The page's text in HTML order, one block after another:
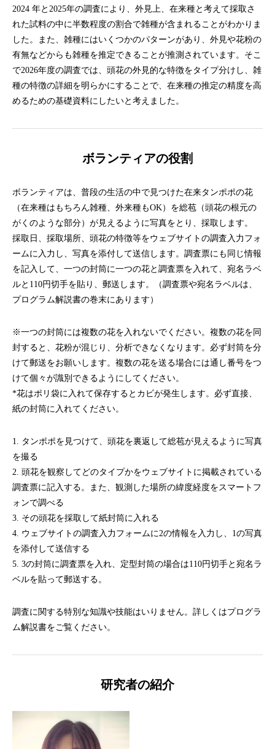
2024 年と2025年の調査により、外見上、在来種と考えて採取さ
れた試料の中に半数程度の割合で雑種が含まれることがわかりま
した。また、雑種にはいくつかのパターンがあり、外見や花粉の
有無などからも雑種を推定できることが推測されています。そこ
で2026年度の調査では、頭花の外見的な特徴をタイプ分けし、雑
種の特徴の詳細を明らかにすることで、在来種の推定の精度を高
めるための基礎資料にしたいと考えました。
ボランティアの役割
ボランティアは、普段の生活の中で見つけた在来タンポポの花
（在来種はもちろん雑種、外来種もOK）を総苞（頭花の根元の
がくのような部分）が見えるように写真をとり、採取します。
採取日、採取場所、頭花の特徴等をウェブサイトの調査入力フォ
ームに入力し、写真を添付して送信します。調査票にも同じ情報
を記入して、一つの封筒に一つの花と調査票を入れて、宛名ラベ
ルと110円切手を貼り、郵送します。（調査票や宛名ラベルは、
プログラム解説書の巻末にあります）
※一つの封筒には複数の花を入れないでください。複数の花を同
封すると、花粉が混じり、分析できなくなります。必ず封筒を分
けて郵送をお願いします。複数の花を送る場合には通し番号をつ
けて個々が識別できるようにしてください。
*花はポリ袋に入れて保存するとカビが発生します。必ず直接、
紙の封筒に入れてください。
1. タンポポを見つけて、頭花を裏返して総苞が見えるように写真
を撮る
2. 頭花を観察してどのタイプかをウェブサイトに掲載されている
調査票に記入する。また、観測した場所の緯度経度をスマートフ
ォンで調べる
3. その頭花を採取して紙封筒に入れる
4. ウェブサイトの調査入力フォームに2の情報を入力し、1の写真
を添付して送信する
5. 3の封筒に調査票を入れ、定型封筒の場合は110円切手と宛名ラ
ベルを貼って郵送する。
調査に関する特別な知識や技能はいりません。詳しくはプログラ
ム解説書をご覧ください。
研究者の紹介